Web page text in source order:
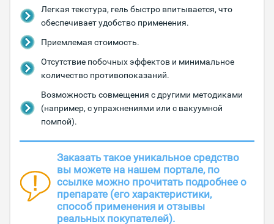
Легкая текстура, гель быстро впитывается, что
обеспечивает удобство применения.
Приемлемая стоимость.
Отсутствие побочных эффектов и минимальное
количество противопоказаний.
Возможность совмещения с другими методиками
(например, с упражнениями или с вакуумной
помпой).
Заказать такое уникальное средство
вы можете на нашем портале, по
ссылке можно прочитать подробнее о
препарате (его характеристики,
способ применения и отзывы
реальных покупателей).